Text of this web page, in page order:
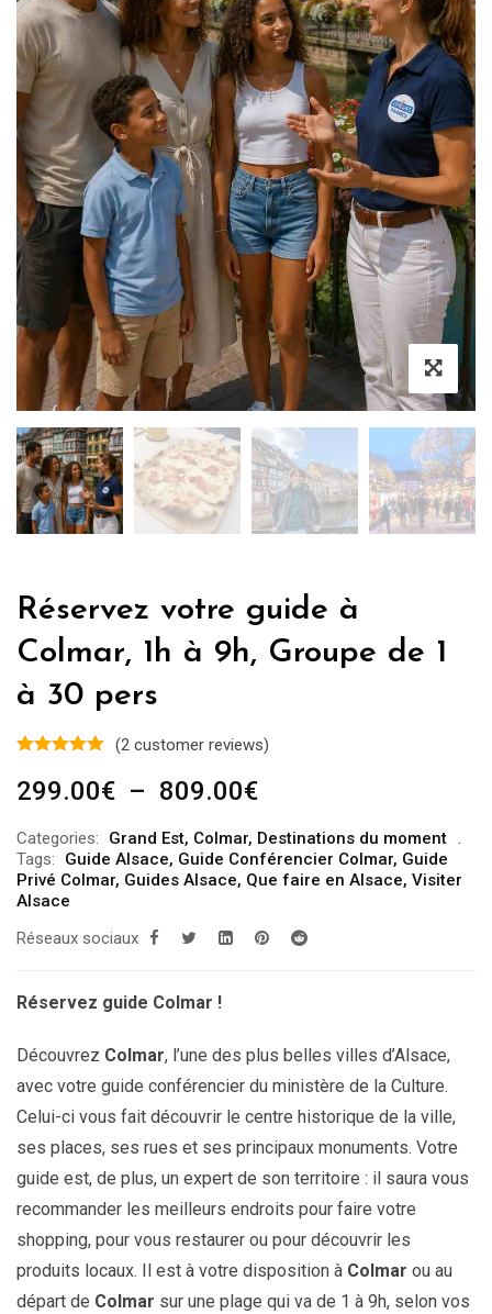
Réservez votre guide à
Colmar, 1h à 9h, Groupe de 1
à 30 pers
(2 customer reviews)
299.00€ – 809.00€Plage
prix :
299.00€
809.00€
Categories: Grand Est, Colmar, Destinations du moment
Tags:
Guide Alsace, Guide Conférencier Colmar, Guide
Privé Colmar, Guides Alsace, Que faire en Alsace, Visiter
Alsace
Réseaux sociaux
Réservez guide Colmar !
Découvrez Colmar, l’une des plus belles villes d’Alsace,
avec votre guide conférencier du ministère de la Culture.
Celui-ci vous fait découvrir le centre historique de la ville,
ses places, ses rues et ses principaux monuments. Votre
guide est, de plus, un expert de son territoire : il saura vous
recommander les meilleurs endroits pour faire votre
shopping, pour vous restaurer ou pour découvrir les
produits locaux. Il est à votre disposition à Colmar ou au
départ de Colmar sur une plage qui va de 1 à 9h, selon vos